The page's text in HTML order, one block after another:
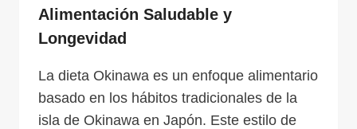
Alimentación Saludable y
Longevidad
La dieta Okinawa es un enfoque alimentario
basado en los hábitos tradicionales de la
isla de Okinawa en Japón. Este estilo de